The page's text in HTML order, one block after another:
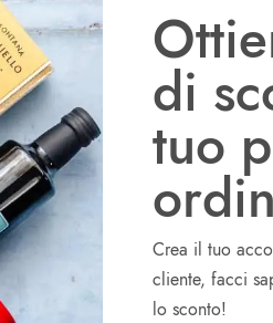
di
tuo
Crea il tuo
cliente, facci
lo sconto!
alla classica maionese.
verdure o da aggiungere alle zuppe.
tua preferita in dispensa!
e cremosa, dall’ottima consistenza